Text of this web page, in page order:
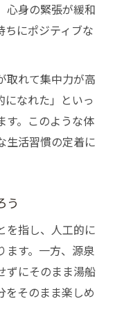
ランスを整える
ズムが好転
を実体験
心身の緊張が緩和
ちにポジティブな
取れて集中力が高
になれた」といっ
す。このような体
生活習慣の定着に
う
を指し、人工的に
ます。一方、源泉
ずにそのまま湯船
をそのまま楽しめ